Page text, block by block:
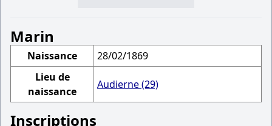
Marin
Naissance
28/02/1869
Lieu de
naissance
Audierne (29)
Inscriptions